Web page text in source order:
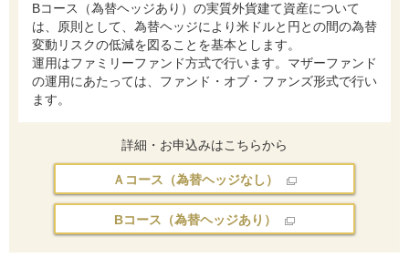
Bコース（為替ヘッジあり）の実質外貨建て資産について
は、原則として、為替ヘッジにより米ドルと円との間の為替
変動リスクの低減を図ることを基本とします。
運用はファミリーファンド方式で行います。マザーファンド
の運用にあたっては、ファンド・オブ・ファンズ形式で行い
ます。
詳細・お申込みはこちらから
Ａコース（為替ヘッジなし）
Bコース（為替ヘッジあり）